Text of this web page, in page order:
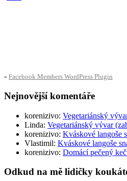
- Facebook Members WordPress Plugin
Nejnovější komentáře
korenizivo: Vegetariánský
Linda: Vegetariánský vývar
korenizivo: Kváskové langoše
Vlastimil: Kváskové langoše
korenizivo: Domácí pečený
Odkud na mě lidičky